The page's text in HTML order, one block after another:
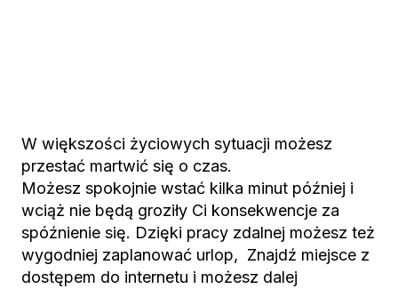
W większości życiowych sytuacji możesz
przestać martwić się o czas.
Możesz spokojnie wstać kilka minut później i
wciąż nie będą groziły Ci konsekwencje za
spóźnienie się. Dzięki pracy zdalnej możesz też
wygodniej zaplanować urlop, Znajdź miejsce z
dostępem do internetu i możesz dalej